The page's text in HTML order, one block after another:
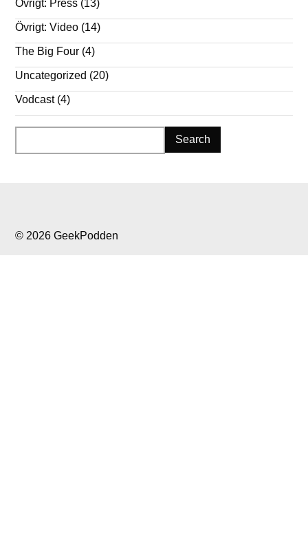
Övrigt: Press (13)
Övrigt: Video (14)
The Big Four (4)
Uncategorized (20)
Vodcast(4)
© 2026 GeekPodden